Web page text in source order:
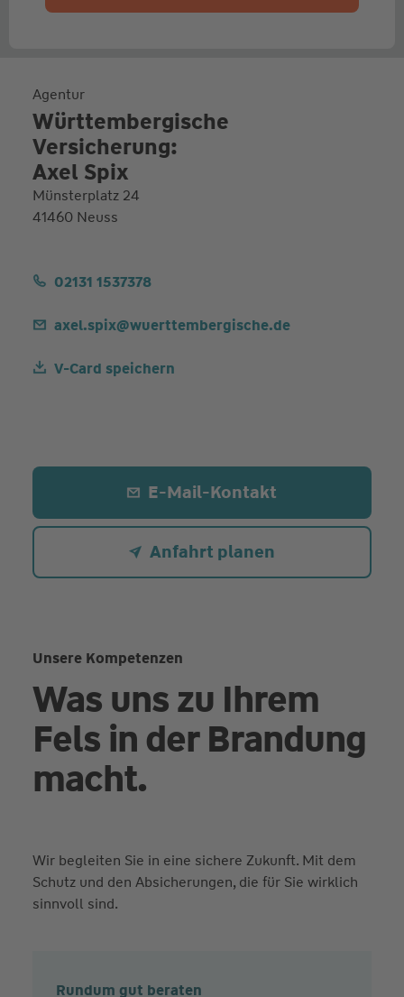
Agentur
Württembergische
Versicherung:
Axel Spix
Münsterplatz 24
41460 Neuss
02131 1537378
axel.spix@wuerttembergische.de
V-Card speichern
E-Mail-Kontakt
Anfahrt planen
Unsere Kompetenzen
Was uns zu Ihrem
Fels in der Brandung
macht.
Wir begleiten Sie in eine sichere Zukunft. Mit dem
Schutz und den Absicherungen, die für Sie wirklich
sinnvoll sind.
Rundum gut beraten